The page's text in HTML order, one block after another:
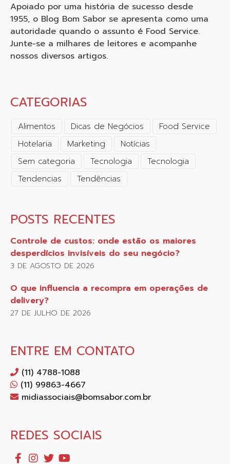
Apoiado por uma história de sucesso desde
1955, o Blog Bom Sabor se apresenta como uma
autoridade quando o assunto é Food Service.
Junte-se a milhares de leitores e acompanhe
nossos diversos artigos.
CATEGORIAS
Alimentos Dicas de Negócios
Food Service
Hotelaria
Marketing
Notícias
Sem categoria
Tecnologia
Tecnologia
Tendencias
Tendências
POSTS RECENTES
Controle de custos: onde estão os maiores
desperdícios invisíveis do seu negócio?
3 DE AGOSTO DE 2026
O que influencia a recompra em operações de
delivery?
27 DE JULHO DE 2026
ENTRE EM CONTATO
(11) 4788-1088
(11) 99863-4667
midiassociais@bomsabor.com.br
REDES SOCIAIS